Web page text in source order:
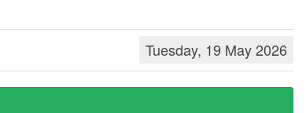
Tuesday, 19 May 2026